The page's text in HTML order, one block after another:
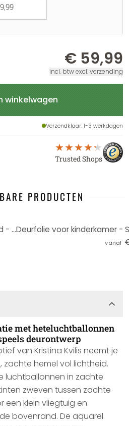
€ 59,99
incl. btw excl. verzending
winkelwagen
Verzendklaar: 1-3 werkdagen
Trusted Shops
PRODUCTEN
Deurfolie voor kinderkamer - Een zonnige dag - Treechild - Zelfklevende deurdecoratie
vanaf
met heteluchtballonnen
deurontwerp
van Kristina Kvilis neemt je
zachte hemel vol lichtheid.
luchtballonnen in zachte
zweven tussen zachte
een klein vliegtuig en
bovenrand. De aquarel